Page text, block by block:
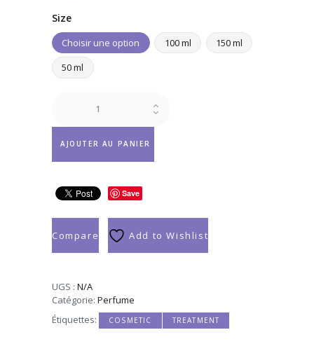
Size
Choisir une option 100 ml
150 ml
50 ml
Caudalie
Parfum
Divin
AJOUTER AU PANIER
Save
Compare Add to Wishlist
UGS : N/A
Catégorie: Perfume
Étiquettes:
COSMETIC TREATMENT